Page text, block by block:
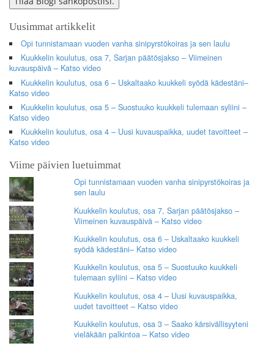
Uusimmat artikkelit
Opi tunnistamaan vuoden vanha sinipyrstökoiras ja sen laulu
Kuukkelin koulutus, osa 7, Sarjan päätösjakso – Viimeinen
kuvauspäivä – Katso video
Kuukkelin koulutus, osa 6 – Uskaltaako kuukkeli syödä kädestäni–
Katso video
Kuukkelin koulutus, osa 5 – Suostuuko kuukkeli tulemaan syliini –
Katso video
Kuukkelin koulutus, osa 4 – Uusi kuvauspaikka, uudet tavoitteet –
Katso video
Viime päivien luetuimmat
Opi tunnistamaan vuoden vanha sinipyrstökoiras ja
sen laulu
Kuukkelin koulutus, osa 7, Sarjan päätösjakso –
Viimeinen kuvauspäivä – Katso video
Kuukkelin koulutus, osa 6 – Uskaltaako kuukkeli
syödä kädestäni– Katso video
Kuukkelin koulutus, osa 5 – Suostuuko kuukkeli
tulemaan syliini – Katso video
Kuukkelin koulutus, osa 4 – Uusi kuvauspaikka,
uudet tavoitteet – Katso video
Kuukkelin koulutus, osa 3 – Saako kärsivällisyyteni
vieläkään palkintoa – Katso video